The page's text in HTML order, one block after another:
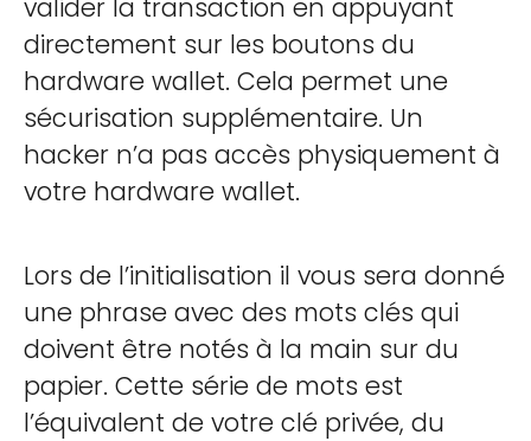
valider la transaction en appuyant
directement sur les boutons du
hardware wallet. Cela permet une
sécurisation supplémentaire. Un
hacker n’a pas accès physiquement à
votre hardware wallet.
Lors de l’initialisation il vous sera donné
une phrase avec des mots clés qui
doivent être notés à la main sur du
papier. Cette série de mots est
l’équivalent de votre clé privée, du